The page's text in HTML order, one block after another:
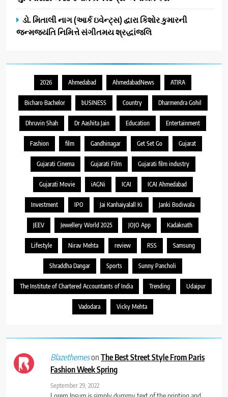
ડો. મિતાલી નાગ (આર્ક ઇવેન્ટ્સ) દ્વારા કિશોર કુમારની
જન્મજયંતિ નિમિત્તે સંગીતમય શ્રદ્ધાંજલિ
2026 Ahmedabad AhmedabadNews ATIRA
Bicharo Bachelor bUSINESS Country Dharmendra Gohil
Dhruvin Shah Dr Aashita Jain Education Entertainment
Fashion film Gandhinagar Get Set Go Gujarat
Gujarati Cinema Gujarati Film Gujarati film industry
Gujarati Movie iAGNi ICAI ICAI Ahmedabad
Investment IPO Jai Kanhaiyalall Ki Janki Bodiwala
JEEV Jewellery World 2025 JOJO App Kadaknath
Lifestyle Nirav Mehta review RSS Samsung
Shraddha Dangar Sports Sunny Pancholi
The Institute of Chartered Accountants of India Trending Udaipur
Vadodara Vicky Mehta
BlazethemesonThe Best Street Style From Paris
Fashion Week Spring
September 29, 2022